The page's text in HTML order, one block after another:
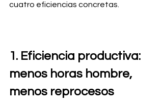
cuatro eficiencias concretas.
1. Eficiencia productiva:
menos horas hombre,
menos reprocesos